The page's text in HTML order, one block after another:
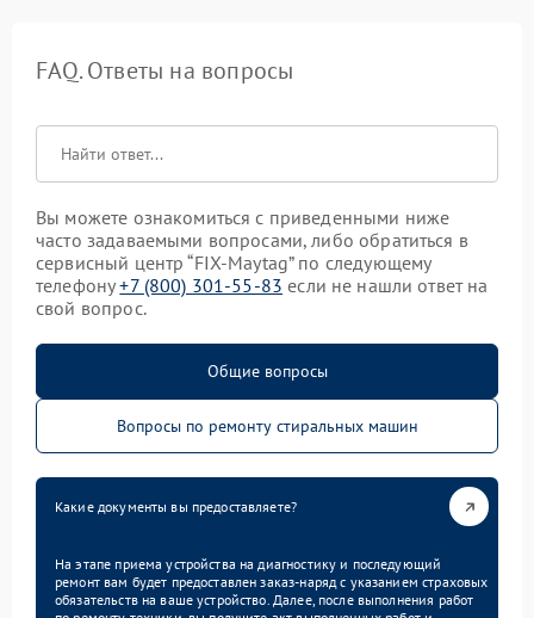
FAQ. Ответы на вопросы
Вы можете ознакомиться с приведенными ниже
часто задаваемыми вопросами, либо обратиться в
сервисный центр “FIX-Maytag” по следующему
телефону+7 (800) 301-55-83 если не нашли ответ на
свой вопрос.
Общие вопросы
Вопросы по ремонту стиральных машин
Какие документы вы предоставляете?
На этапе приема устройства на диагностику и последующий
ремонт вам будет предоставлен заказ-наряд с указанием страховых
обязательств на ваше устройство. Далее, после выполнения работ